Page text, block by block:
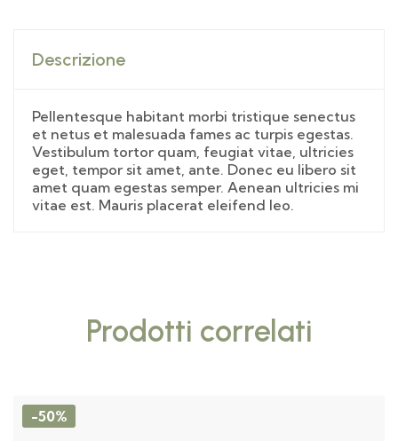
Descrizione
Pellentesque habitant morbi tristique senectus
et netus et malesuada fames ac turpis egestas.
Vestibulum tortor quam, feugiat vitae, ultricies
eget, tempor sit amet, ante. Donec eu libero sit
amet quam egestas semper. Aenean ultricies mi
vitae est. Mauris placerat eleifend leo.
Prodotti correlati
-50%